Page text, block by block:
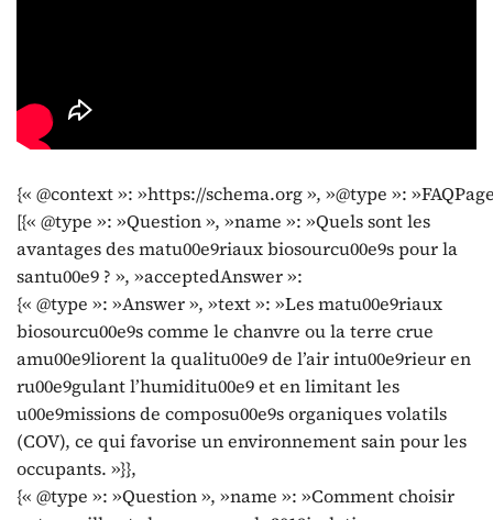
{« @context »: »https://schema.org », »@type »:
[{« @type »: »Question », »name »: »Quels sont les
avantages des matu00e9riaux biosourcu00e9s pour la
santu00e9 ? », »acceptedAnswer »:
{« @type »: »Answer », »text »: »Les matu00e9riaux
biosourcu00e9s comme le chanvre ou la terre crue
amu00e9liorent la qualitu00e9 de l’air intu00e9rieur en
ru00e9gulant l’humiditu00e9 et en limitant les
u00e9missions de composu00e9s organiques volatils
(COV), ce qui favorise un environnement sain pour les
occupants. »}},
{« @type »: »Question », »name »: »Comment choisir